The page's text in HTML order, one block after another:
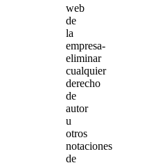
web
de
la
empresa-
eliminar
cualquier
derecho
de
autor
u
otros
notaciones
de